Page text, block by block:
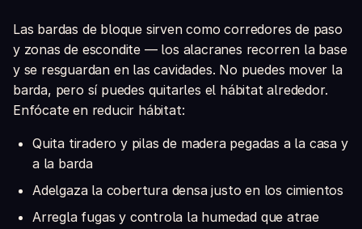
Las bardas de bloque sirven como corredores de paso
y zonas de escondite — los alacranes recorren la base
y se resguardan en las cavidades. No puedes mover la
barda, pero sí puedes quitarles el hábitat alrededor.
Enfócate en reducir hábitat:
Quita tiradero y pilas de madera pegadas a la casa y
a la barda
Adelgaza la cobertura densa justo en los cimientos
Arregla fugas y controla la humedad que atrae